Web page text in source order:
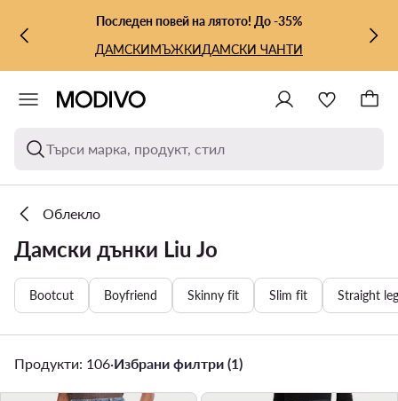
КЪМ ОСНОВНОТО СЪДЪРЖАНИЕ
КЪМ ТЪРСЕНЕПоследен повей на лятото! До -35%
ДАМСКИМЪЖКИДАМСКИ ЧАНТИ
Търси марка, продукт, стил
Облекло
Дамски дънки Liu Jo
Bootcut Boyfriend Skinny fit Slim fit Straight leg
Продукти: 106·Избрани филтри (1)